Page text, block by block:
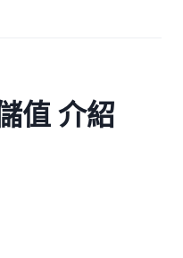
值 介紹